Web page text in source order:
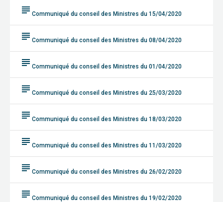
subject Communiqué du conseil des Ministres du 15/04/2020
subject Communiqué du conseil des Ministres du 08/04/2020
subject Communiqué du conseil des Ministres du 01/04/2020
subject Communiqué du conseil des Ministres du 25/03/2020
subject Communiqué du conseil des Ministres du 18/03/2020
subject Communiqué du conseil des Ministres du 11/03/2020
subject Communiqué du conseil des Ministres du 26/02/2020
subject Communiqué du conseil des Ministres du 19/02/2020